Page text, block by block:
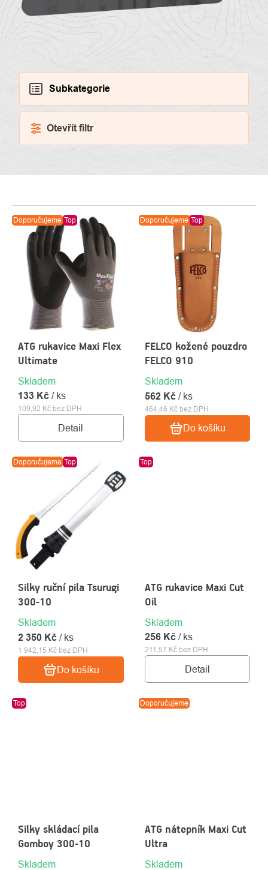
O
nás
Kontakty
Subkategorie
Otevřít filtr
VÝPIS
PRODUKTŮ
Doporučujeme Top
ATG rukavice Maxi Flex
Ultimate
Skladem
109,92 Kč bez DPH
133 Kč / ks
Detail
Doporučujeme Top
FELCO kožené pouzdro
FELCO 910
Skladem
464,46 Kč bez DPH
562 Kč / ks
Do košíku
Doporučujeme Top
Silky ruční pila Tsurugi
300-10
Skladem
1 942,15 Kč bez DPH
2 350 Kč / ks
Do košíku
Top
ATG rukavice Maxi Cut
Oil
Skladem
211,57 Kč bez DPH
256 Kč / ks
Detail
Top
Silky skládací pila
Gomboy 300-10
Skladem
Doporučujeme
ATG nátepník Maxi Cut
Ultra
Skladem